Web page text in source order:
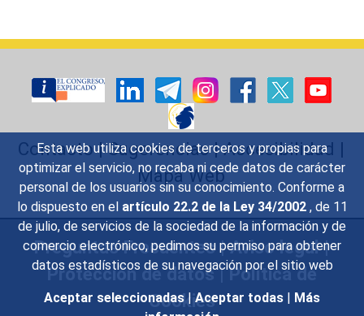
Esta web utiliza cookies de terceros y propias para
optimizar el servicio, no recaba ni cede datos de carácter
personal de los usuarios sin su conocimiento. Conforme a
lo dispuesto en el artículo 22.2 de la Ley 34/2002 , de 11
de julio, de servicios de la sociedad de la información y de
comercio electrónico, pedimos su permiso para obtener
datos estadísticos de su navegación por el sitio web
Aceptar seleccionadas | Aceptar todas | Más
Contacto|Sugerencias|Accesibilidad |
Mapa Web
Preguntas Frecuentes|Aviso legal|
Protección de datos|Política de
Cookies